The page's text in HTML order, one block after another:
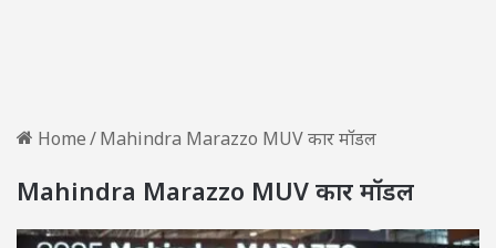
Home/Mahindra Marazzo MUV कार मॉडल
Mahindra Marazzo MUV कार मॉडल